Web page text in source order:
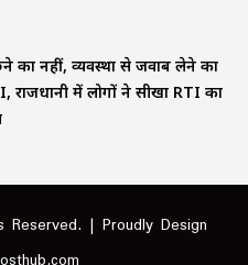
का नहीं, व्यवस्था से जवाब लेने का
राजधानी में लोगों ने सीखा RTI का
| Proudly Design